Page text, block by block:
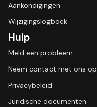
Aankondigingen
Wijzigingslogboek
Hulp
Meld een probleem
Neem contact met ons op
Privacybeleid
Juridische documenten